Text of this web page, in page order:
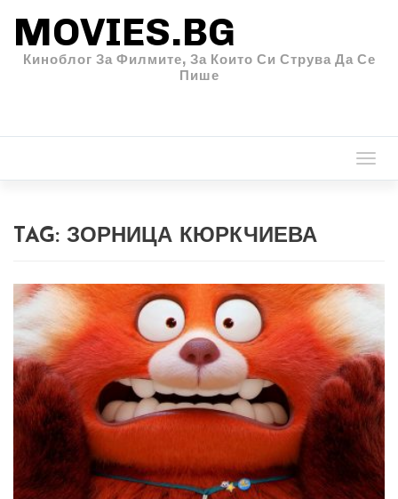
MOVIES.BG
Киноблог За Филмите, За Които Си Струва Да Се
Пише
TAG: ЗОРНИЦА КЮРКЧИЕВА